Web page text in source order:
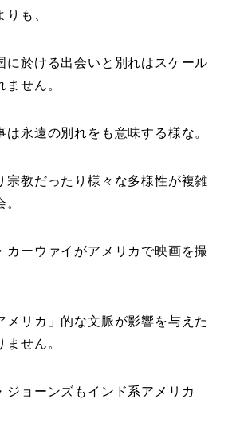
も、
に於ける出会いと別れはスケール
せん。
永遠の別れをも意味する様な。
宗教だったり様々な多様性が複雑
カーウァイがアメリカで映画を撮
メリカ」的な文脈が影響を与えた
せん。
ジョーンズもインド系アメリカ